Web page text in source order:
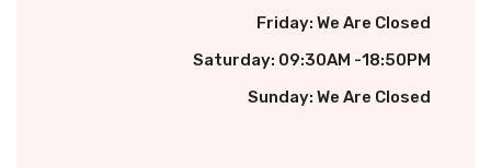
Friday: We Are Closed
Saturday: 09:30AM -18:50PM
Sunday: We Are Closed